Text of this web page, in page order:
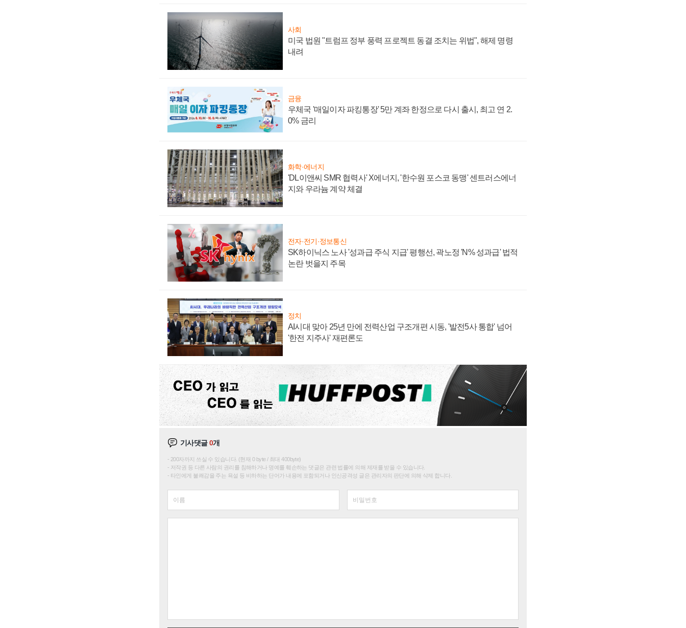
사회
미국 법원 "트럼프 정부 풍력 프로젝트 동결 조치는 위법", 해제 명령
내려
금융
우체국 '매일이자 파킹통장' 5만 계좌 한정으로 다시 출시, 최고 연 2.
0% 금리
화학·에너지
'DL이앤씨 SMR 협력사' X에너지, '한수원 포스코 동맹' 센트러스에너
지와 우라늄 계약 체결
전자·전기·정보통신
SK하이닉스 노사 '성과급 주식 지급' 평행선, 곽노정 'N% 성과급' 법적
논란 벗을지 주목
정치
AI시대 맞아 25년 만에 전력산업 구조개편 시동, '발전5사 통합' 넘어
'한전 지주사' 재편론도
기사댓글0개
200자까지 쓰실 수 있습니다. (현재 0 byte / 최대 400byte)
저작권 등 다른 사람의 권리를 침해하거나 명예를 훼손하는 댓글은 관련 법률에 의해 제재를 받을 수 있습니다.
타인에게 불쾌감을 주는 욕설 등 비하하는 단어가 내용에 포함되거나 인신공격성 글은 관리자의 판단에 의해 삭제 합니다.